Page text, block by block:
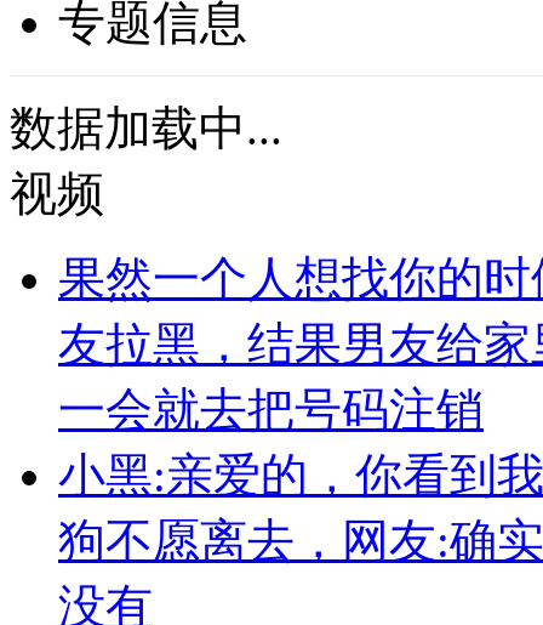
专题信息
数据加载中...
视频
果然一个人想找你的
友拉黑，结果男友给
一会就去把号码注销
小黑:亲爱的，你看到
狗不愿离去，网友:确
没有